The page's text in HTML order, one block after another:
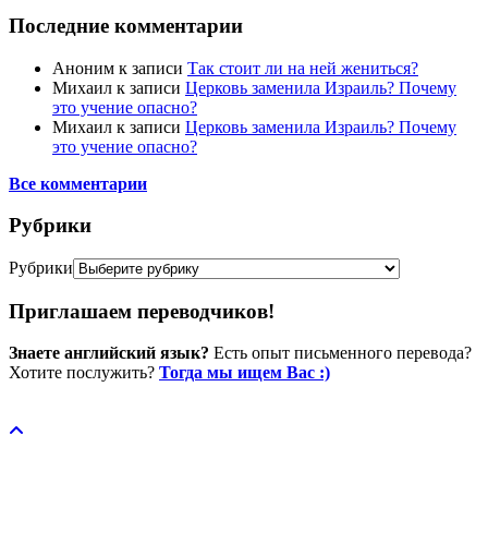
Последние комментарии
Аноним к записи Так стоит ли на ней жениться?
Михаил к записи Церковь заменила Израиль? Почему
это учение опасно?
Михаил к записи Церковь заменила Израиль? Почему
это учение опасно?
Все комментарии
Рубрики
Рубрики
Приглашаем переводчиков!
Знаете английский язык? Есть опыт письменного перевода?
Хотите послужить? Тогда мы ищем Вас :)